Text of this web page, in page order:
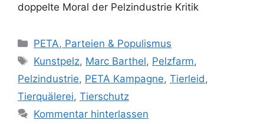
doppelte Moral der Pelzindustrie Kritik
K
a
e
g
o
PETA, Parteien & Populismus
S
c
l
a
Kunstpelz, Marc Barthel, Pelzfarm,
Pelzindustrie, PETA Kampagne, Tierleid ,
Tierquälerei, Tierschutz
Kommentar hinterlassen